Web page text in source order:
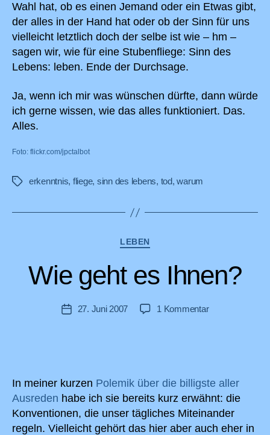
Wahl hat, ob es einen Jemand oder ein Etwas gibt,
der alles in der Hand hat oder ob der Sinn für uns
vielleicht letztlich doch der selbe ist wie – hm –
sagen wir, wie für eine Stubenfliege: Sinn des
Lebens: leben. Ende der Durchsage.
Ja, wenn ich mir was wünschen dürfte, dann würde
ich gerne wissen, wie das alles funktioniert. Das.
Alles.
Foto: flickr.com/jpctalbot
Schlagwörter
erkenntnis, fliege, sinn des lebens, tod,warum
Kategorien
LEBEN
Wie geht es Ihnen?
Veröffentlichungsdatum
27. Juni 2007 1 Kommentarzu
In meiner kurzen Polemik über die billigste aller
Ausreden habe ich sie bereits kurz erwähnt: die
Konventionen, die unser tägliches Miteinander
regeln. Vielleicht gehört das hier aber auch eher in